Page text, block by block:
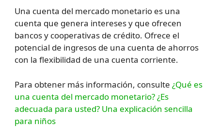
Una cuenta del mercado monetario es una
cuenta que genera intereses y que ofrecen
bancos y cooperativas de crédito. Ofrece el
potencial de ingresos de una cuenta de ahorros
con la flexibilidad de una cuenta corriente.
Para obtener más información, consulte ¿Qué es
una cuenta del mercado monetario? ¿Es
adecuada para usted? Una explicación sencilla
para niños